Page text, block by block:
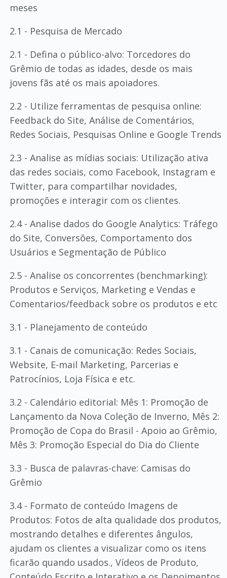
meses
2.1 - Pesquisa de Mercado
2.1 - Defina o público-alvo: Torcedores do
Grêmio de todas as idades, desde os mais
jovens fãs até os mais apoiadores.
2.2 - Utilize ferramentas de pesquisa online:
Feedback do Site, Análise de Comentários,
Redes Sociais, Pesquisas Online e Google Trends
2.3 - Analise as mídias sociais: Utilização ativa
das redes sociais, como Facebook, Instagram e
Twitter, para compartilhar novidades,
promoções e interagir com os clientes.
2.4 - Analise dados do Google Analytics: Tráfego
do Site, Conversões, Comportamento dos
Usuários e Segmentação de Público
2.5 - Analise os concorrentes (benchmarking):
Produtos e Serviços, Marketing e Vendas e
Comentarios/feedback sobre os produtos e etc
3.1 - Planejamento de conteúdo
3.1 - Canais de comunicação: Redes Sociais,
Website, E-mail Marketing, Parcerias e
Patrocínios, Loja Física e etc.
3.2 - Calendário editorial: Mês 1: Promoção de
Lançamento da Nova Coleção de Inverno, Mês 2:
Promoção de Copa do Brasil - Apoio ao Grêmio,
Mês 3: Promoção Especial do Dia do Cliente
3.3 - Busca de palavras-chave: Camisas do
Grêmio
3.4 - Formato de conteúdo Imagens de
Produtos: Fotos de alta qualidade dos produtos,
mostrando detalhes e diferentes ângulos,
ajudam os clientes a visualizar como os itens
ficarão quando usados., Vídeos de Produto,